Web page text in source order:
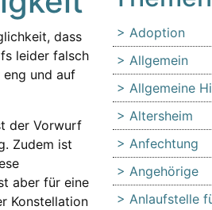
dass
leider falsch
und auf
der Vorwurf
Zudem ist
aber für eine
Konstellation
Adoption
Allgemein
Allgemeine
Altersheim
Anfechtung
Angehörige
Anlaufstelle